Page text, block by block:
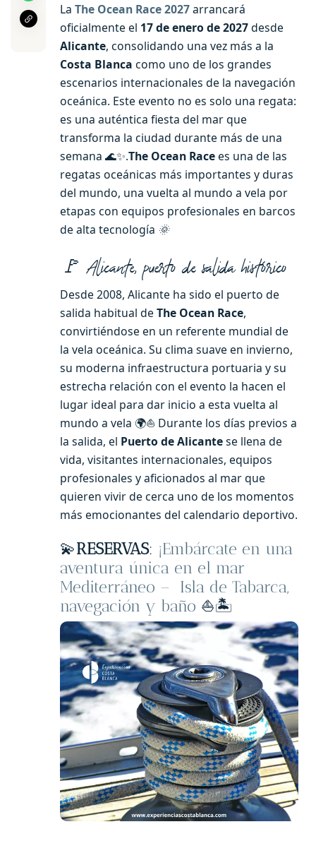
La The Ocean Race 2027arrancará
oficialmente el 17 de enero de 2027desde
Alicante, consolidando una vez más a la
Costa Blanca como uno de los grandes
escenarios internacionales de la navegación
oceánica. Este evento no es solo una regata:
es una auténtica fiesta del mar que
transforma la ciudad durante más de una
semana 🌊✨.The Ocean Racees una de las
regatas oceánicas más importantes y duras
del mundo, una vuelta al mundo a vela por
etapas con equipos profesionales en barcos
de alta tecnología 🌞
🚩 Alicante, puerto de salida histórico
Desde 2008, Alicante ha sido el puerto de
salida habitual de The Ocean Race,
convirtiéndose en un referente mundial de
la vela oceánica. Su clima suave en invierno,
su moderna infraestructura portuaria y su
estrecha relación con el evento la hacen el
lugar ideal para dar inicio a esta vuelta al
mundo a vela 🌍⛵ Durante los días previos a
la salida, el Puerto de Alicantese llena de
vida, visitantes internacionales, equipos
profesionales y aficionados al mar que
quieren vivir de cerca uno de los momentos
más emocionantes del calendario deportivo.
💫RESERVAS: ¡Embárcate en una
aventura única en el mar
Mediterráneo – Isla de Tabarca,
navegación y baño ⛵🏝️